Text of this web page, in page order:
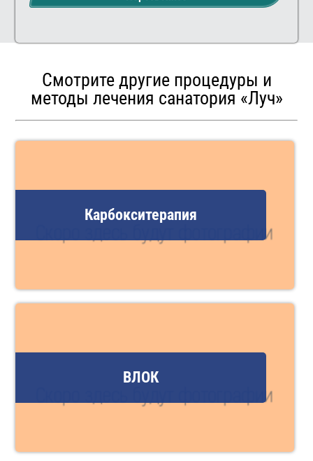
Смотрите другие процедуры и
методы лечения санатория «Луч»
Карбокситерапия
ВЛОК